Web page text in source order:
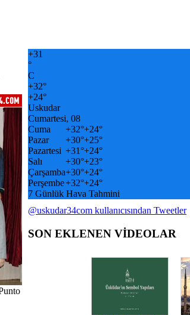
+31
°
C
+32°
+24°
Uskudar
Cumartesi, 08
Cuma
+32°+24°
Pazar
+30°+25°
Pazartesi +31°+24°
Salı
+30°+23°
Çarşamba+30°+24°
Perşembe+32°+24°
7 Günlük Hava Tahmini
@uskudar34com kullanıcısından Tweetler
SON EKLENEN VİDEOLAR